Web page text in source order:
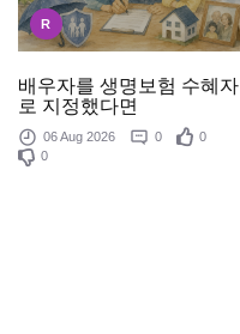
R
배우자를 생명보험 수혜자
로 지정했다면
06 Aug 2026 0
0
0